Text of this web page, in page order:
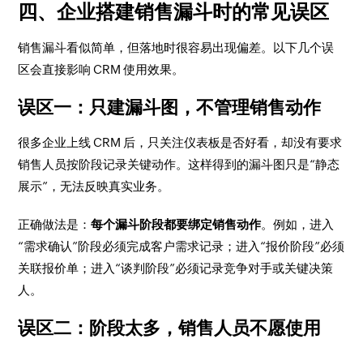
四、企业搭建销售漏斗时的常见误区
销售漏斗看似简单，但落地时很容易出现偏差。以下几个误
区会直接影响 CRM 使用效果。
误区一：只建漏斗图，不管理销售动作
很多企业上线 CRM 后，只关注仪表板是否好看，却没有要求
销售人员按阶段记录关键动作。这样得到的漏斗图只是“静态
展示”，无法反映真实业务。
正确做法是：每个漏斗阶段都要绑定销售动作。例如，进入
“需求确认”阶段必须完成客户需求记录；进入“报价阶段”必须
关联报价单；进入“谈判阶段”必须记录竞争对手或关键决策
人。
误区二：阶段太多，销售人员不愿使用